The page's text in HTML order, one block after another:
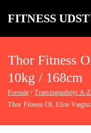
FITNESS
Thor Fitness
10kg / 168cm
Forside
Træningsudstyr A-Z
Thor Fitness OL Elite